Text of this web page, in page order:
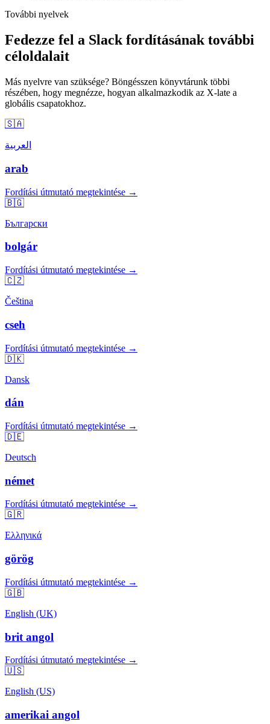
További nyelvek
Fedezze fel a Slack fordításának további
céloldalait
Más nyelvre van szüksége? Böngésszen könyvtárunk többi
részében, hogy megnézze, hogyan alkalmazkodik az X-late a
globális csapatokhoz.
🇸🇦
العربية
arab
Fordítási útmutató megtekintése →
🇧🇬
Български
bolgár
Fordítási útmutató megtekintése →
🇨🇿
Čeština
cseh
Fordítási útmutató megtekintése →
🇩🇰
Dansk
dán
Fordítási útmutató megtekintése →
🇩🇪
Deutsch
német
Fordítási útmutató megtekintése →
🇬🇷
Ελληνικά
görög
Fordítási útmutató megtekintése →
🇬🇧
English (UK)
brit angol
Fordítási útmutató megtekintése →
🇺🇸
English (US)
amerikai angol